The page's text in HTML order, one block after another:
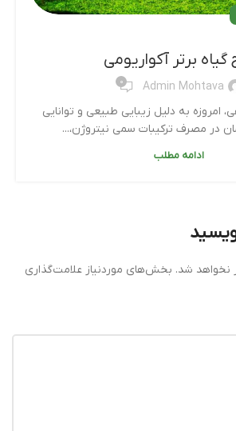
گیاه برتر آکواریومی
Admin Mohtava
0
امروزه به دلیل زیبایی طبیعی و توانایی
در مصرف ترکیبات سمی نیتروژن،...
ادامه مطلب
نخواهد شد. بخش‌های موردنیاز علامت‌گذاری